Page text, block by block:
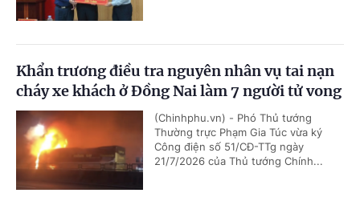
Khẩn trương điều tra nguyên nhân vụ tai nạn
cháy xe khách ở Đồng Nai làm 7 người tử vong
(Chinhphu.vn) - Phó Thủ tướng
Thường trực Phạm Gia Túc vừa ký
Công điện số 51/CĐ-TTg ngày
21/7/2026 của Thủ tướng Chính...